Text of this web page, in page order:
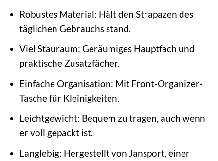
Robustes Material: Hält den Strapazen des
täglichen Gebrauchs stand.
Viel Stauraum: Geräumiges Hauptfach und
praktische Zusatzfächer.
Einfache Organisation: Mit Front-Organizer-
Tasche für Kleinigkeiten.
Leichtgewicht: Bequem zu tragen, auch wenn
er voll gepackt ist.
Langlebig: Hergestellt von Jansport, einer